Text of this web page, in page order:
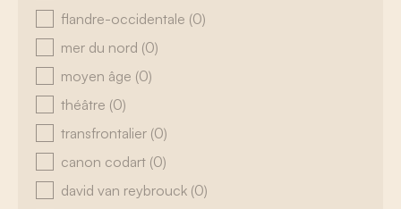
flandre-occidentale (0)
mer du nord (0)
moyen âge (0)
théâtre (0)
transfrontalier (0)
canon codart (0)
david van reybrouck (0)